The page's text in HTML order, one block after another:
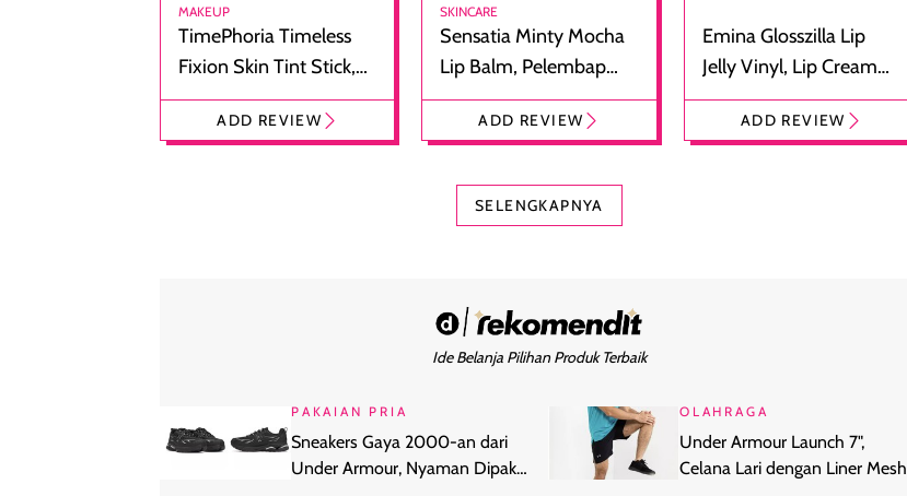
MAKEUP
TimePhoria Timeless
Fixion Skin Tint Stick,
Foundation dan
Concealer 2-in-1
ADD REVIEW
SKINCARE
Sensatia Minty Mocha
Lip Balm, Pelembap
Bibir dengan Aroma
CokelatADD REVIEW
Emina Glosszilla Lip
Jelly Vinyl, Lip Cream
Glossy Ringan dengan
Efek Bibir Plumpy
ADD REVIEW
SELENGKAPNYA
Ide Belanja Pilihan Produk Terbaik
PAKAIAN PRIA
Sneakers Gaya 2000-an dari
Under Armour, Nyaman Dipakai
OLAHRAGA
Under Armour Launch 7",
Celana Lari dengan Liner Mesh